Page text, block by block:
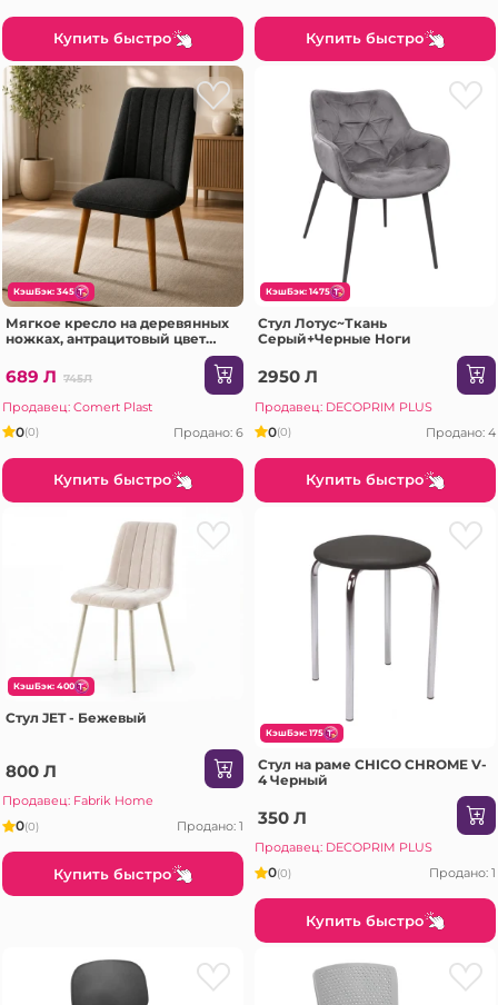
Купить быстро Купить быстро
КэшБэк: 345
Мягкое кресло на деревянных
ножках, антрацитовый цвет
689 Л 745Л
Продавец: Comert Plast
0(0) Продано: 6
Купить быстро
КэшБэк: 1475
Стул Лотус~Ткань
Серый+Черные Ноги
2950 Л
Продавец: DECOPRIM PLUS
0(0) Продано: 4
Купить быстро
КэшБэк: 400
Стул JET - Бежевый
800 Л
Продавец: Fabrik Home
0(0) Продано: 1
Купить быстро
КэшБэк: 175
Стул на раме CHICO CHROME V-
4 Черный
350 Л
Продавец: DECOPRIM PLUS
0(0) Продано: 1
Купить быстро